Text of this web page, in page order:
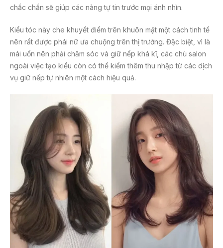
chắc chắn sẽ giúp các nàng tự tin trước mọi ánh nhìn.
Kiểu tóc này che khuyết điểm trên khuôn mặt một cách tinh tế
nên rất được phái nữ ưa chuộng trên thị trường. Đặc biệt, vì là
mái uốn nên phải chăm sóc và giữ nếp khá kĩ, các chủ salon
ngoài việc tạo kiểu còn có thể kiếm thêm thu nhập từ các dịch
vụ giữ nếp tự nhiên một cách hiệu quả.